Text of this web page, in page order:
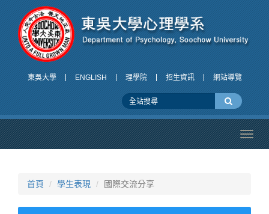
東吳大學 ENGLISH 理學院 招生資訊 網站導覽
首頁 學生表現 國際交流分享